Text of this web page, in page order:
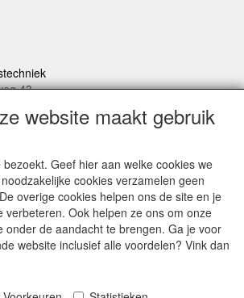
43
Nederland, ongeacht gewicht, verstuurd
voor € 6,95
21% BTW, tenzij anders vermeldt
website maakt gebruik
Geef hier aan welke cookies we
cookies verzamelen geen
overige cookies helpen ons de site en je
verbeteren. Ook helpen ze ons om onze
onder de aandacht te brengen. Ga je voor
website inclusief alle voordelen? Vink dan